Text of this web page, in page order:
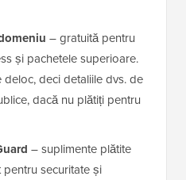
– gratuită pentru
și pachetele superioare.
deloc, deci detaliile dvs. de
dacă nu plătiți pentru
– suplimente plătite
securitate și